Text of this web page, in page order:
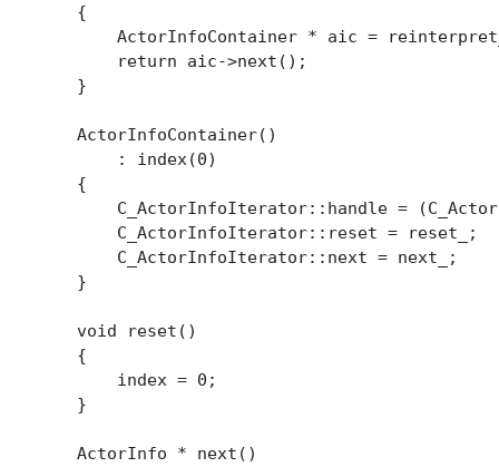
    {
ActorInfoContainer * aic =
        return aic->next();
    }
    ActorInfoContainer()
        : index(0)
    {
C_ActorInfoIterator::handle =
        C_ActorInfoIterator::reset = reset_;
        C_ActorInfoIterator::next = next_;
    }
    void reset()
    {
        index = 0;
    }
    ActorInfo * next()